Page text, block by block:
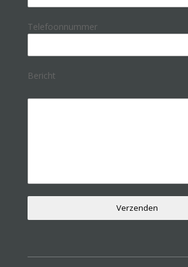
Telefoonnummer
Bericht
Verzenden